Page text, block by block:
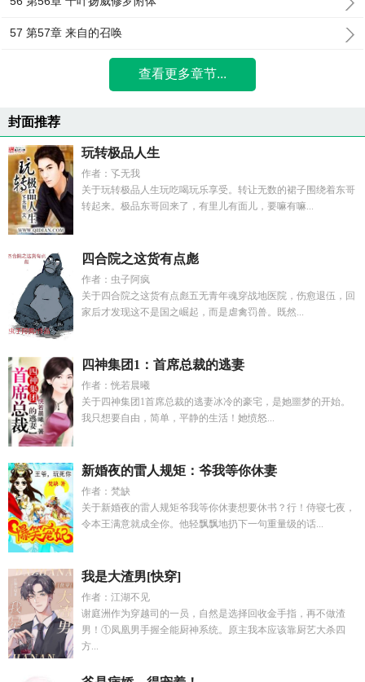
57 第57章 来自的召唤
查看更多章节...
封面推荐
玩转极品人生
作者：孓无我
关于玩转极品人生玩吃喝玩乐享受。转让无数的裙子围绕着东哥
转起来。极品东哥回来了，有里儿有面儿，要嘛有嘛...
四合院之这货有点彪
作者：虫子阿疯
关于四合院之这货有点彪五无青年魂穿战地医院，伤愈退伍，回
家后才发现这不是国之崛起，而是虐禽罚兽。既然...
四神集团1：首席总裁的逃妻
作者：恍若晨曦
关于四神集团1首席总裁的逃妻冰冷的豪宅，是她噩梦的开始。
我只想要自由，简单，平静的生活！她愤怒...
新婚夜的雷人规矩：爷我等你休妻
作者：梵缺
关于新婚夜的雷人规矩爷我等你休妻想要休书？行！侍寝七夜，
令本王满意就成全你。他轻飘飘地扔下一句重量级的话...
我是大渣男[快穿]
作者：江湖不见
谢庭洲作为穿越司的一员，自然是选择回收金手指，再不做渣
男！①凤凰男手握全能厨神系统。原主我本应该靠厨艺大杀四
方...